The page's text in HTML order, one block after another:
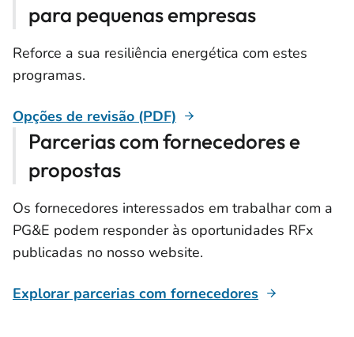
para pequenas empresas
Reforce a sua resiliência energética com estes
programas.
Opções de revisão (PDF)
Parcerias com fornecedores e
propostas
Os fornecedores interessados em trabalhar com a
PG&E podem responder às oportunidades RFx
publicadas no nosso website.
Explorar parcerias com fornecedores